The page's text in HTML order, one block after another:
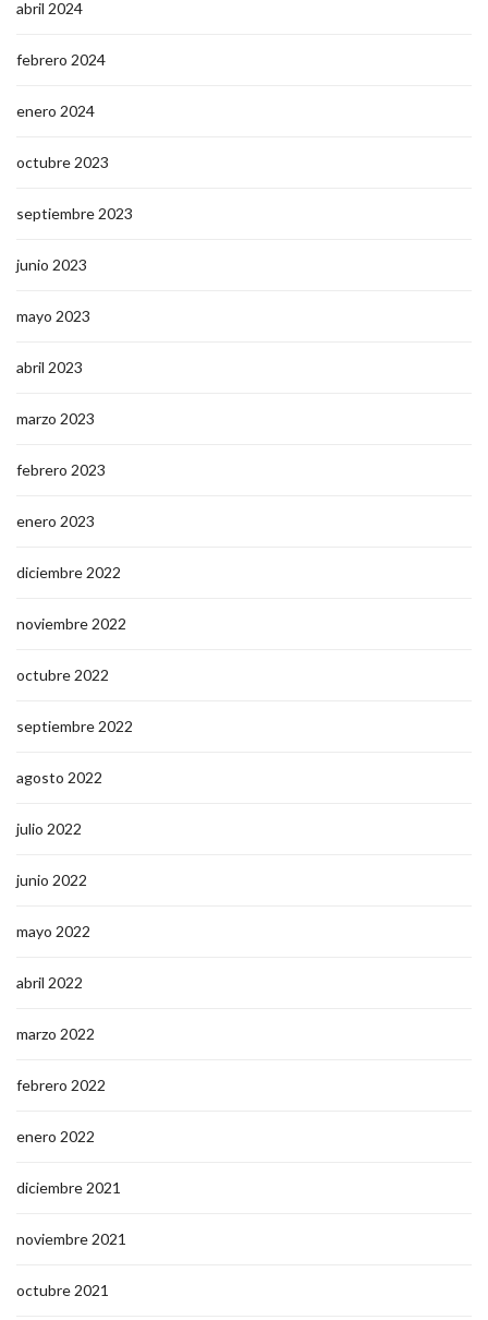
abril 2024
febrero 2024
enero 2024
octubre 2023
septiembre 2023
junio 2023
mayo 2023
abril 2023
marzo 2023
febrero 2023
enero 2023
diciembre 2022
noviembre 2022
octubre 2022
septiembre 2022
agosto 2022
julio 2022
junio 2022
mayo 2022
abril 2022
marzo 2022
febrero 2022
enero 2022
diciembre 2021
noviembre 2021
octubre 2021